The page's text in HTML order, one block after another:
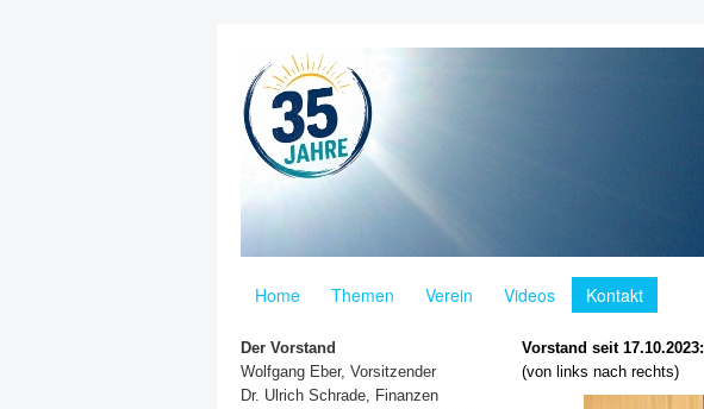
Home Themen Verein Videos Kontakt
Der Vorstand
Wolfgang Eber, Vorsitzender
Dr. Ulrich Schrade, Finanzen
Vorstand seit 17.10.2023:
(von links nach rechts)